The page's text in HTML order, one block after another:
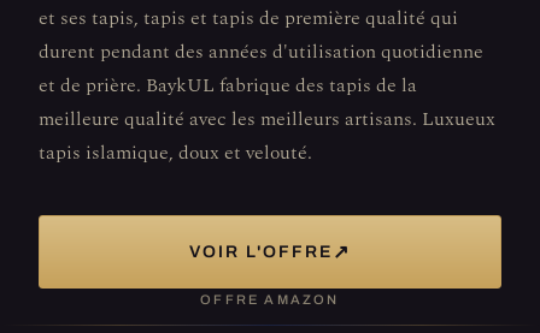
et ses tapis, tapis et tapis de première qualité qui
durent pendant des années d'utilisation quotidienne
et de prière. BaykUL fabrique des tapis de la
meilleure qualité avec les meilleurs artisans. Luxueux
tapis islamique, doux et velouté.
VOIR L'OFFRE ↗
OFFRE AMAZON